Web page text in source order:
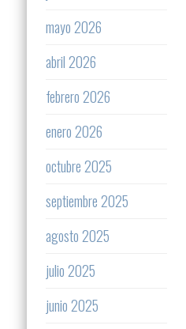
mayo 2026
abril 2026
febrero 2026
enero 2026
octubre 2025
septiembre 2025
agosto 2025
julio 2025
junio 2025